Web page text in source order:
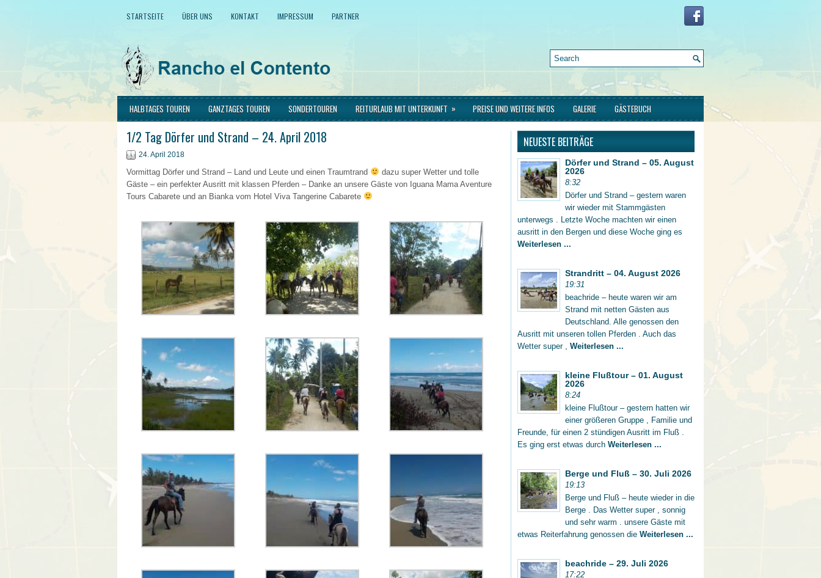
STARTSEITE ÜBER UNS KONTAKT IMPRESSUM PARTNER
HALBTAGES TOUREN GANZTAGES TOUREN SONDERTOUREN REITURLAUB MIT UNTERKUNFT » PREISE UND WEITERE INFOS GALERIE GÄSTEBUCH
1/2 Tag Dörfer und Strand – 24. April 2018
24. April 2018
Vormittag Dörfer und Strand – Land und Leute und einen Traumtrand
dazu super Wetter und tolle
Gäste – ein perfekter Ausritt mit klassen Pferden – Danke an unsere Gäste von Iguana Mama Aventure
Tours Cabarete und an Bianka vom Hotel Viva Tangerine Cabarete
NEUESTE BEITRÄGE
Dörfer und Strand – 05. August
2026
8:32
Dörfer und Strand – gestern waren
wir wieder mit Stammgästen
unterwegs . Letzte Woche machten wir einen
ausritt in den Bergen und diese Woche ging es
Weiterlesen ...
Strandritt – 04. August 2026
19:31
beachride – heute waren wir am
Strand mit netten Gästen aus
Deutschland. Alle genossen den
Ausritt mit unseren tollen Pferden . Auch das
Wetter super , Weiterlesen ...
kleine Flußtour – 01. August
2026
8:24
kleine Flußtour – gestern hatten wir
einer größeren Gruppe , Familie und
Freunde, für einen 2 stündigen Ausritt im Fluß .
Es ging erst etwas durch Weiterlesen ...
Berge und Fluß – 30. Juli 2026
19:13
Berge und Fluß – heute wieder in die
Berge . Das Wetter super , sonnig
und sehr warm . unsere Gäste mit
etwas Reiterfahrung genossen die Weiterlesen ...
beachride – 29. Juli 2026
17:22